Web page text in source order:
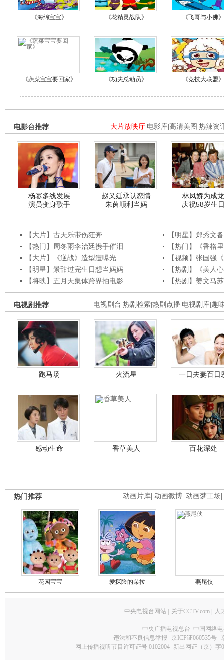
《海绵宝宝》 《花精灵战队》 《飞哥与小佛》
《蔬菜宝宝要回家》 《功夫总动员》 《竞技大联盟》
大片放映厅 电影库 高清美图 热辣资
电影台推荐
杨幂多线发展
演员变身歌手
赵又廷承认恋情
朱茵顺利当妈
林凤娇为成龙
庆祝58岁生
【大片】古天乐带伤狂奔
【明星】郑秀文
【热门】周冬雨李治廷携手催泪
【热门】《香格
【大片】《逆战》造型遭曝光
【视频】张国强
【明星】景甜过完生日想当妈妈
【热剧】《美人
【将映】五月天集体跨界拍电影
【热剧】姜文马
电视剧台 热剧检索 热剧点播 电视剧库 趣
电视剧推荐
跑马场 火流星 一日夫妻百日
感动生命 香草美人 百花深处
动画片库 动画微博 动画梦工场
热门推荐
花园宝宝 爱探险的朵拉 燕尾侠
中央电视台网站 关于CCTV.com 人
中央广播电视总台 中国网络
违法和不良信息举报
京ICP证060535号
网上传播视听节目许可证号 0102004 新出网证（京）